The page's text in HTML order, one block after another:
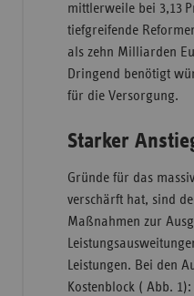
mittlerweile bei 3,13
tiefgreifende
als zehn Milliarden
Dringend benötigt
für die Versorgung.
Starker
Gründe für das
verschärft hat, sind
Maßnahmen zur
Leistungen. Bei den
Kostenblock ( Abb.